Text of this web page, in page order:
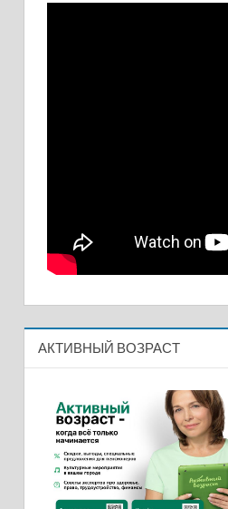
АКТИВНЫЙ ВОЗРАСТ